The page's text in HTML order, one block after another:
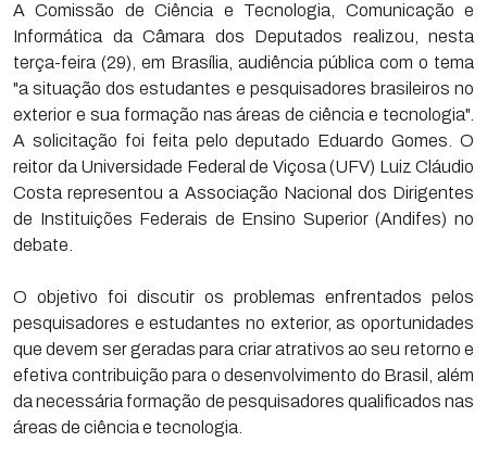
A Comissão de Ciência e Tecnologia, Comunicação e
Informática da Câmara dos Deputados realizou, nesta
terça-feira (29), em Brasília, audiência pública com o tema
"a situação dos estudantes e pesquisadores brasileiros no
exterior e sua formação nas áreas de ciência e tecnologia".
A solicitação foi feita pelo deputado Eduardo Gomes. O
reitor da Universidade Federal de Viçosa (UFV) Luiz Cláudio
Costa representou a Associação Nacional dos Dirigentes
de Instituições Federais de Ensino Superior (Andifes) no
debate.
O objetivo foi discutir os problemas enfrentados pelos
pesquisadores e estudantes no exterior, as oportunidades
que devem ser geradas para criar atrativos ao seu retorno e
efetiva contribuição para o desenvolvimento do Brasil, além
da necessária formação de pesquisadores qualificados nas
áreas de ciência e tecnologia.